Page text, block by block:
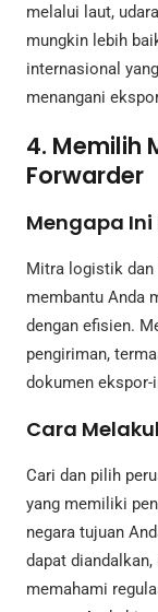
melalui laut,
mungkin lebih
internasional
menangani
4. Memilih
Forwarder
Mengapa Ini
Mitra logistik dan
membantu Anda
dengan efisien.
pengiriman,
dokumen ekspor-
Cara
Cari dan pilih
yang memiliki
negara tujuan
dapat
memahami